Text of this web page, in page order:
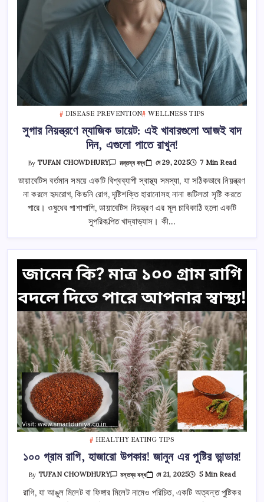
DISEASE PREVENTION WELLNESS TIPS
সুগার নিয়ন্ত্রণে ম্যাজিক ডায়েট: এই খাবারগুলো আজই বাদ
দিন, এগুলো পাতে রাখুন!
ByTUFAN CHOWDHURY
সুগার
নিয়ন্ত্রণে
ম্যাজিক
ডায়েট:
এই
খাবারগুলো
আজই
দিন,
মন্তব্য বন্ধ মে 29, 2025 7 Min Read
ডায়াবেটিস বর্তমান সময়ে একটি বিশ্বব্যাপী স্বাস্থ্য সমস্যা, যা সঠিকভাবে নিয়ন্ত্রণ
না করলে হৃদরোগ, কিডনি রোগ, দৃষ্টিশক্তি হারানোসহ নানা জটিলতা সৃষ্টি করতে
পারে। ওষুধের পাশাপাশি, ডায়াবেটিস নিয়ন্ত্রণ এর মূল চাবিকাঠি হলো একটি
সুপরিকল্পিত খাদ্যাভ্যাস। কী…
HEALTHY EATING TIPS
১০০ গ্রাম রাগি, হাজারো উপকার! জানুন এর পুষ্টির ভান্ডার!
By TUFAN CHOWDHURY
১০০
গ্রাম
রাগি,
হাজারো
মন্তব্য বন্ধ মে 21, 2025 5 Min Read
রাগি, যা আঙুল মিলেট বা ফিঙ্গার মিলেট নামেও পরিচিত, একটি অত্যন্ত পুষ্টিকর